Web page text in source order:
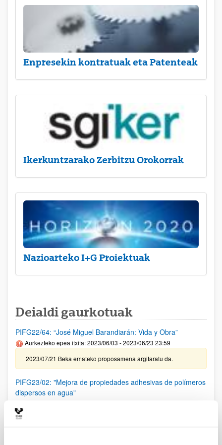
Enpresekin kontratuak eta Patenteak
Ikerkuntzarako Zerbitzu Orokorrak
Nazioarteko I+G Proiektuak
Deialdi gaurkotuak
PIFG22/64: “José Miguel Barandiarán: Vida y Obra”
Aurkezteko epea itxita: 2023/06/03 - 2023/06/23 23:59
2023/07/21 Beka emateko proposamena argitaratu da.
PIFG23/02: "Mejora de propiedades adhesivas de polímeros
dispersos en agua"